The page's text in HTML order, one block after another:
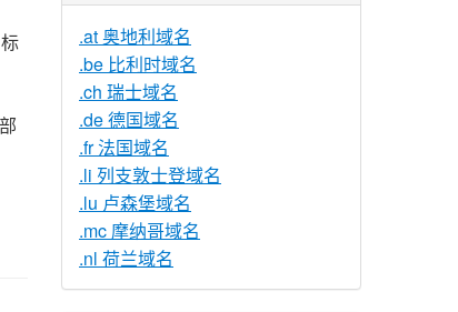
.at 奥地利域名
.be 比利时域名
.ch 瑞士域名
.de 德国域名
.fr 法国域名
.li 列支敦士登域名
.lu 卢森堡域名
.mc 摩纳哥域名
.nl 荷兰域名